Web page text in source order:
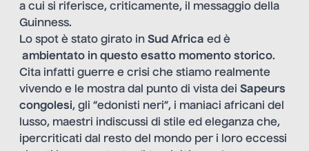
a cui si riferisce, criticamente, il messaggio della
Guinness.
Lo spot è stato girato in Sud Africa ed è
ambientato in questo esatto momento storico.
Cita infatti guerre e crisi che stiamo realmente
vivendo e le mostra dal punto di vista dei Sapeurs
congolesi, gli “edonisti neri”, i maniaci africani del
lusso, maestri indiscussi di stile ed eleganza che,
ipercriticati dal resto del mondo per i loro eccessi